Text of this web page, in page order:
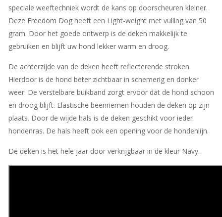
speciale weeftechniek wordt de kans op doorscheuren kleiner.
Deze Freedom Dog heeft een Light-weight met vulling van 50
gram. Door het goede ontwerp is de deken makkelijk te
gebruiken en blijft uw hond lekker warm en droog.
De achterzijde van de deken heeft reflecterende stroken.
Hierdoor is de hond beter zichtbaar in schemerig en donker
weer. De verstelbare buikband zorgt ervoor dat de hond schoon
en droog blijft. Elastische beenriemen houden de deken op zijn
plaats. Door de wijde hals is de deken geschikt voor ieder
hondenras. De hals heeft ook een opening voor de hondenlijn.
De deken is het hele jaar door verkrijgbaar in de kleur Navy.